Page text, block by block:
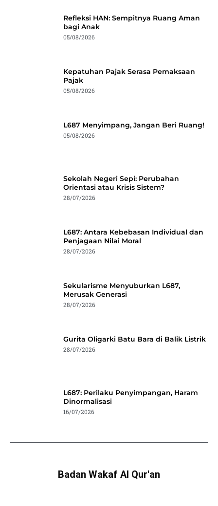
Refleksi HAN: Sempitnya Ruang Aman
bagi Anak
05/08/2026
Kepatuhan Pajak Serasa Pemaksaan
Pajak
05/08/2026
L687 Menyimpang, Jangan Beri Ruang!
05/08/2026
Sekolah Negeri Sepi: Perubahan
Orientasi atau Krisis Sistem?
28/07/2026
L687: Antara Kebebasan Individual dan
Penjagaan Nilai Moral
28/07/2026
Sekularisme Menyuburkan L687,
Merusak Generasi
28/07/2026
Gurita Oligarki Batu Bara di Balik Listrik
28/07/2026
L687: Perilaku Penyimpangan, Haram
Dinormalisasi
16/07/2026
Badan Wakaf Al Qur'an